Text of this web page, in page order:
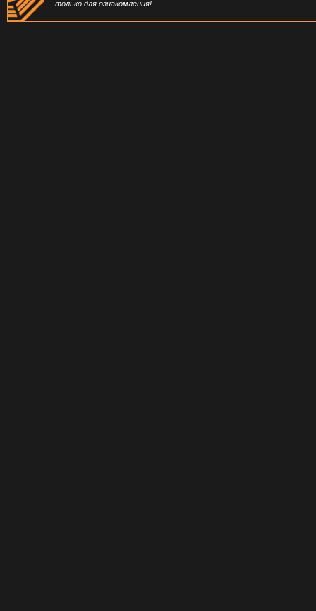
только для ознакомления!